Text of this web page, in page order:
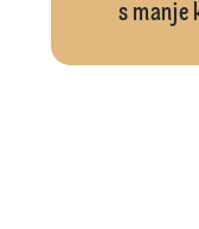
s manje